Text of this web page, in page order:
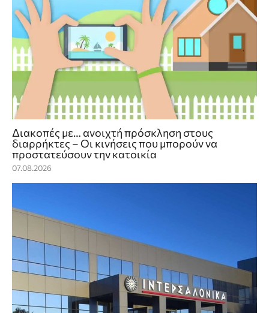
Διακοπές με… ανοιχτή πρόσκληση στους
διαρρήκτες – Οι κινήσεις που μπορούν να
προστατεύσουν την κατοικία
07.08.2026